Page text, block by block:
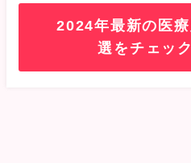
2024年最新の医
選をチェッ